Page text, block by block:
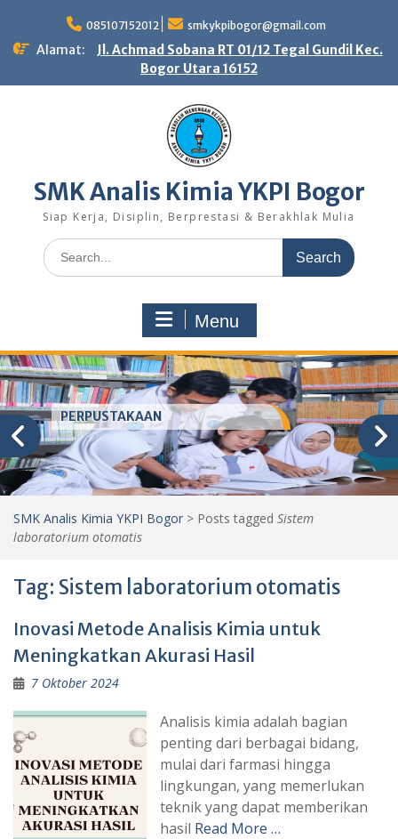
content
085107152012 smkykpibogor@gmail.com
Alamat:
Jl. Achmad Sobana RT 01/12 Tegal Gundil Kec.
Bogor Utara 16152
SMK Analis Kimia YKPI Bogor
Siap Kerja, Disiplin, Berprestasi & Berakhlak Mulia
Search
for:
Menu
PERPUSTAKAAN
SMK Analis Kimia YKPI Bogor > Posts tagged Sistem
laboratorium otomatis
Tag: Sistem laboratorium otomatis
Inovasi Metode Analisis Kimia untuk
Meningkatkan Akurasi Hasil
7 Oktober 2024
Analisis kimia adalah bagian
penting dari berbagai bidang,
mulai dari farmasi hingga
lingkungan, yang memerlukan
teknik yang dapat memberikan
hasil Read More …